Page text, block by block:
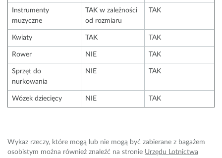
Instrumenty
muzyczne
TAK w zależności
od rozmiaru
TAK
Kwiaty TAK TAK
Rower NIE TAK
Sprzęt do
nurkowania
NIE TAK
Wózek dziecięcy NIE TAK
Wykaz rzeczy, które mogą lub nie mogą być zabierane z bagażem
osobistym można również znaleźć na stronie Urzędu Lotnictwa